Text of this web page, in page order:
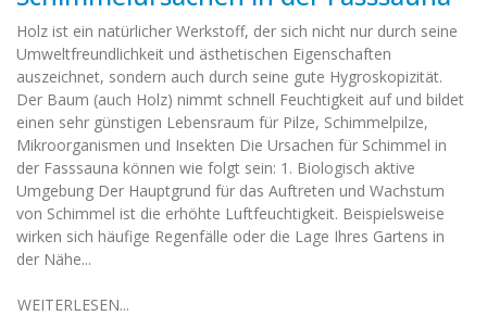
Holz ist ein natürlicher Werkstoff, der sich nicht nur durch seine
Umweltfreundlichkeit und ästhetischen Eigenschaften
auszeichnet, sondern auch durch seine gute Hygroskopizität.
Der Baum (auch Holz) nimmt schnell Feuchtigkeit auf und bildet
einen sehr günstigen Lebensraum für Pilze, Schimmelpilze,
Mikroorganismen und Insekten Die Ursachen für Schimmel in
der Fasssauna können wie folgt sein: 1. Biologisch aktive
Umgebung Der Hauptgrund für das Auftreten und Wachstum
von Schimmel ist die erhöhte Luftfeuchtigkeit. Beispielsweise
wirken sich häufige Regenfälle oder die Lage Ihres Gartens in
der Nähe...
WEITERLESEN...